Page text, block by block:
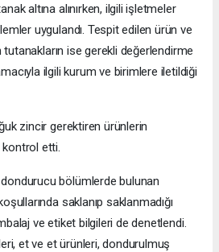
altına alınırken, ilgili işletmeler
uygulandı. Tespit edilen ürün ve
tutanakların ise gerekli değerlendirme
ilgili kurum ve birimlere iletildiği
zincir gerektiren ürünlerin
etti.
bölümlerde bulunan
saklanıp saklanmadığı
ve etiket bilgileri de denetlendi.
et ve et ürünleri, dondurulmuş